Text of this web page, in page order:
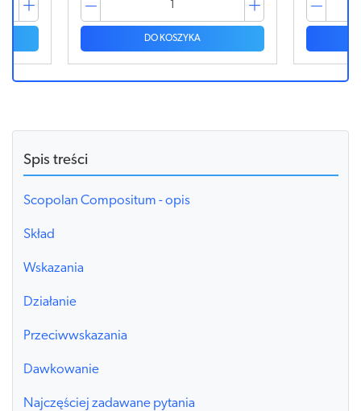
DO KOSZYKA
Spis treści
Scopolan Compositum - opis
Skład
Wskazania
Działanie
Przeciwwskazania
Dawkowanie
Najczęściej zadawane pytania